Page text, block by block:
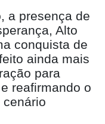
a presença de
Alto
conquista de
ainda mais
para
reafirmando o